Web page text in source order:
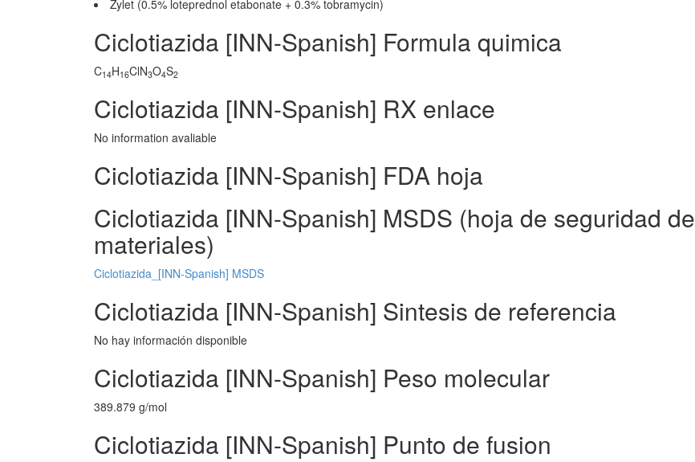
Zylet (0.5% loteprednol etabonate + 0.3% tobramycin)
Ciclotiazida [INN-Spanish] Formula quimica
C14H16ClN3O4S2
Ciclotiazida [INN-Spanish] RX enlace
No information avaliable
Ciclotiazida [INN-Spanish] FDA hoja
Ciclotiazida [INN-Spanish] MSDS (hoja de seguridad de
materiales)
Ciclotiazida_[INN-Spanish] MSDS
Ciclotiazida [INN-Spanish] Sintesis de referencia
No hay información disponible
Ciclotiazida [INN-Spanish] Peso molecular
389.879 g/mol
Ciclotiazida [INN-Spanish] Punto de fusion